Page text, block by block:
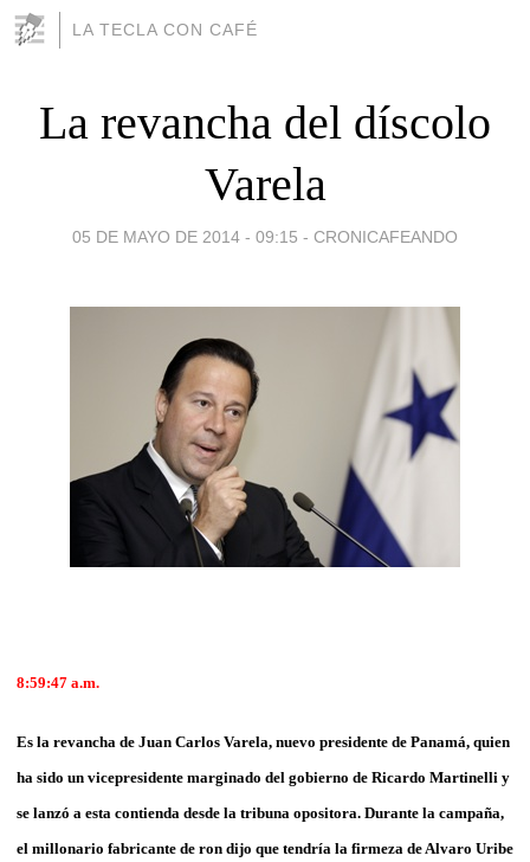
LA TECLA CON CAFÉ
La revancha del díscolo
Varela
05 DE MAYO DE 2014 - 09:15 - CRONICAFEANDO
8:59:47 a.m.
Es la revancha de Juan Carlos Varela, nuevo presidente de Panamá, quien
ha sido un vicepresidente marginado del gobierno de Ricardo Martinelli y
se lanzó a esta contienda desde la tribuna opositora. Durante la campaña,
el millonario fabricante de ron dijo que tendría la firmeza de Alvaro Uribe